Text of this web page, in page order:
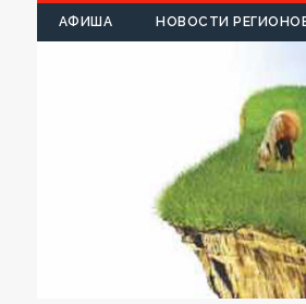
АФИША НОВОСТИ